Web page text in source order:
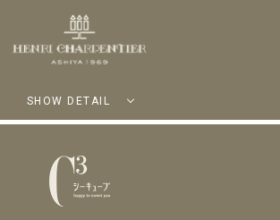
SHOW DETAIL